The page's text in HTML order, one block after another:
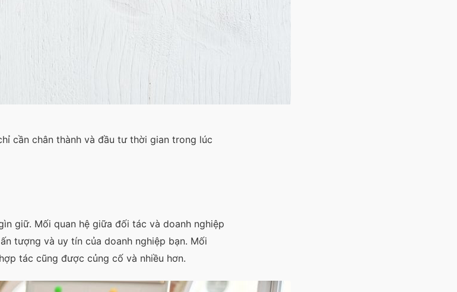
cần chân thành và đầu tư thời gian trong lúc
giữ. Mối quan hệ giữa đối tác và doanh nghiệp
tượng và uy tín của doanh nghiệp bạn. Mối
tác cũng được củng cố và nhiều hơn.